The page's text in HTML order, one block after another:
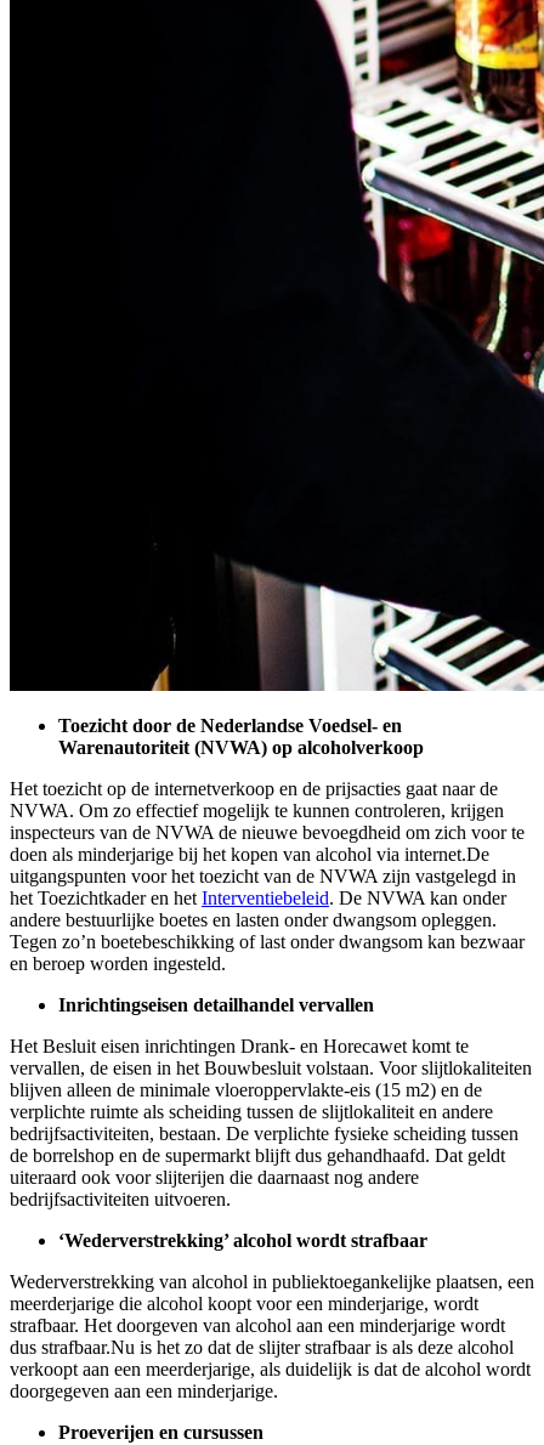
Toezicht door de Nederlandse Voedsel- en
Warenautoriteit (NVWA) op alcoholverkoop
Het toezicht op de internetverkoop en de prijsacties gaat naar de
NVWA. Om zo effectief mogelijk te kunnen controleren, krijgen
inspecteurs van de NVWA de nieuwe bevoegdheid om zich voor te
doen als minderjarige bij het kopen van alcohol via internet.De
uitgangspunten voor het toezicht van de NVWA zijn vastgelegd in
het Toezichtkader en het Interventiebeleid. De NVWA kan onder
andere bestuurlijke boetes en lasten onder dwangsom opleggen.
Tegen zo’n boetebeschikking of last onder dwangsom kan bezwaar
en beroep worden ingesteld.
Inrichtingseisen detailhandel vervallen
Het Besluit eisen inrichtingen Drank- en Horecawet komt te
vervallen, de eisen in het Bouwbesluit volstaan. Voor slijtlokaliteiten
blijven alleen de minimale vloeroppervlakte-eis (15 m2) en de
verplichte ruimte als scheiding tussen de slijtlokaliteit en andere
bedrijfsactiviteiten, bestaan. De verplichte fysieke scheiding tussen
de borrelshop en de supermarkt blijft dus gehandhaafd. Dat geldt
uiteraard ook voor slijterijen die daarnaast nog andere
bedrijfsactiviteiten uitvoeren.
‘Wederverstrekking’ alcohol wordt strafbaar
Wederverstrekking van alcohol in publiektoegankelijke plaatsen, een
meerderjarige die alcohol koopt voor een minderjarige, wordt
strafbaar. Het doorgeven van alcohol aan een minderjarige wordt
dus strafbaar.Nu is het zo dat de slijter strafbaar is als deze alcohol
verkoopt aan een meerderjarige, als duidelijk is dat de alcohol wordt
doorgegeven aan een minderjarige.
Proeverijen en cursussen